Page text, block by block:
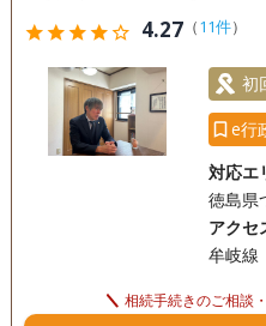
けてじっくり安心して話ができます。 ぜひお気
号
starstarstarstarstar_outline 4.27（11件）
初
e行
対応エ
徳島県
アクセ
牟岐
相続手続きのご相談